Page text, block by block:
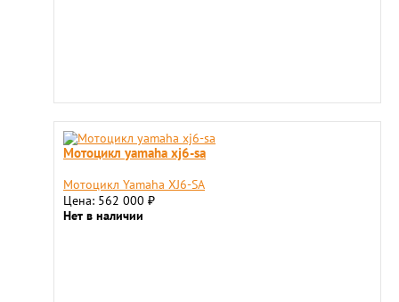
Мотоцикл yamaha xj6-sa
Мотоцикл Yamaha XJ6-SA
Цена: 562 000 ₽
Нет в наличии